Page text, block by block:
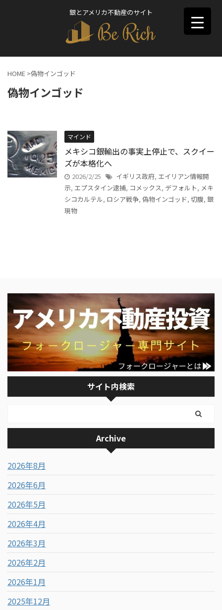
銀とアメリカ不動産のサイト
HOME >偽物インゴッド
偽物インゴッド
マインド
メキシコ銀輸出の事実上停止で、スクイー
ズが本格化へ
2026/2/25 イギリス政府, エイリアン情報開
示, エプスタイン逮捕, コメックス, デフォルト, メキ
シコカルテル, ロシア戦争, 偽物インゴッド, 切腹, 銀
現物
サイト内検索
Archive
2026年8月
2026年6月
2026年5月
2026年4月
2026年3月
2026年2月
2026年1月
2025年12月